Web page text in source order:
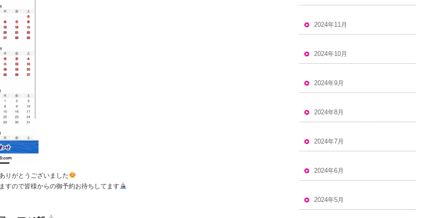
りがとうございました
すので皆様からの御予約お待ちしてます
2024年11月
2024年10月
2024年9月
2024年8月
2024年7月
2024年6月
2024年5月